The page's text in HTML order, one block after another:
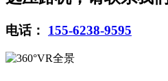
电话： 155-6238-9595